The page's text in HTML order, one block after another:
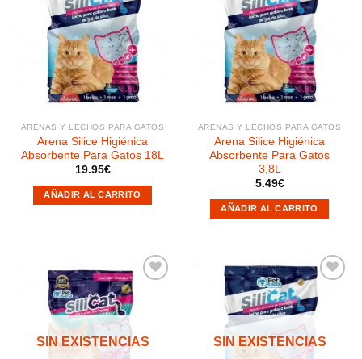
Añadir
lista de
deseos
ARENAS Y LECHOS PARA GATOS
Arena Silice Higiénica
Absorbente Para Gatos 18L
19.95€
AÑADIR AL CARRITO
Añadir
lista de
deseos
ARENAS Y LECHOS PARA GATOS
Arena Silice Higiénica
Absorbente Para Gatos
3,8L
5.49€
AÑADIR AL CARRITO
lista de
SIN EXISTENCIAS
lista de
deseos
SIN EXISTENCIAS